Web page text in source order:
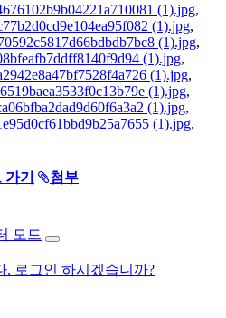
(1).jpg,
(1).jpg,
(1).jpg,
(1).jpg,
(1).jpg,
(1).jpg,
(1).jpg,
(1).jpg,
기
첨부
모드
. 로그인 하시겠습니까?